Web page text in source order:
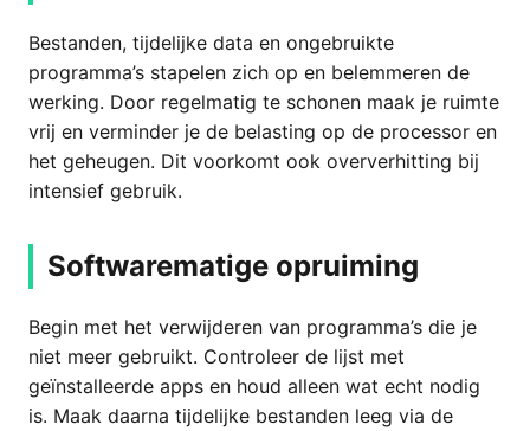
Bestanden, tijdelijke data en ongebruikte
programma’s stapelen zich op en belemmeren de
werking. Door regelmatig te schonen maak je ruimte
vrij en verminder je de belasting op de processor en
het geheugen. Dit voorkomt ook oververhitting bij
intensief gebruik.
Softwarematige opruiming
Begin met het verwijderen van programma’s die je
niet meer gebruikt. Controleer de lijst met
geïnstalleerde apps en houd alleen wat echt nodig
is. Maak daarna tijdelijke bestanden leeg via de